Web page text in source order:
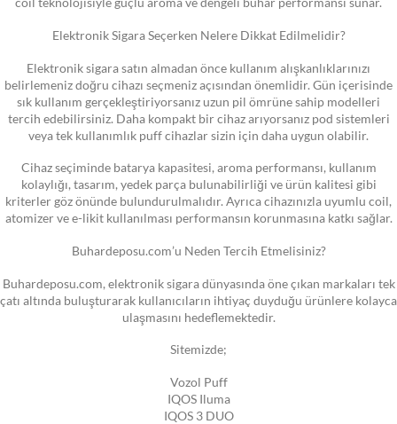
Elektronik Sigara Seçerken Nelere Dikkat Edilmelidir?
Elektronik sigara satın almadan önce kullanım alışkanlıklarınızı
belirlemeniz doğru cihazı seçmeniz açısından önemlidir. Gün içerisinde
sık kullanım gerçekleştiriyorsanız uzun pil ömrüne sahip modelleri
tercih edebilirsiniz. Daha kompakt bir cihaz arıyorsanız pod sistemleri
veya tek kullanımlık puff cihazlar sizin için daha uygun olabilir.
Cihaz seçiminde batarya kapasitesi, aroma performansı, kullanım
kolaylığı, tasarım, yedek parça bulunabilirliği ve ürün kalitesi gibi
kriterler göz önünde bulundurulmalıdır. Ayrıca cihazınızla uyumlu coil,
atomizer ve e-likit kullanılması performansın korunmasına katkı sağlar.
Buhardeposu.com’u Neden Tercih Etmelisiniz?
Buhardeposu.com, elektronik sigara dünyasında öne çıkan markaları tek
çatı altında buluşturarak kullanıcıların ihtiyaç duyduğu ürünlere kolayca
ulaşmasını hedeflemektedir.
Sitemizde;
Vozol Puff
IQOS Iluma
IQOS 3 DUO